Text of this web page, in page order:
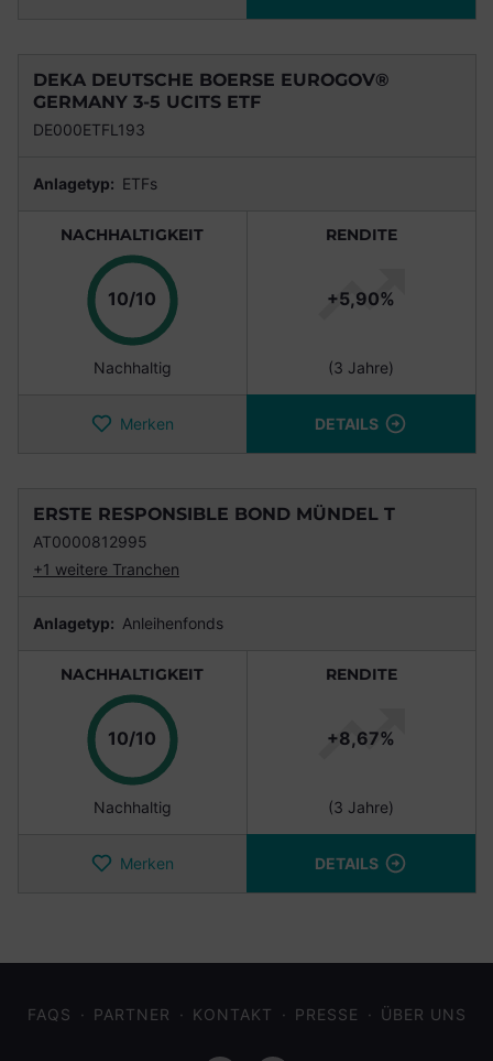
DEKA DEUTSCHE BOERSE EUROGOV®
GERMANY 3-5 UCITS ETF
DE000ETFL193
Anlagetyp: ETFs
NACHHALTIGKEIT
10/10 Punkte
Nachhaltig
RENDITE
+5,90%
(3 Jahre)
Merken DETAILS
ERSTE RESPONSIBLE BOND MÜNDEL T
AT0000812995
+1 weitere Tranchen
Anlagetyp: Anleihenfonds
NACHHALTIGKEIT
10/10 Punkte
Nachhaltig
RENDITE
+8,67%
(3 Jahre)
Merken DETAILS
FAQS PARTNER KONTAKT PRESSE ÜBER UNS